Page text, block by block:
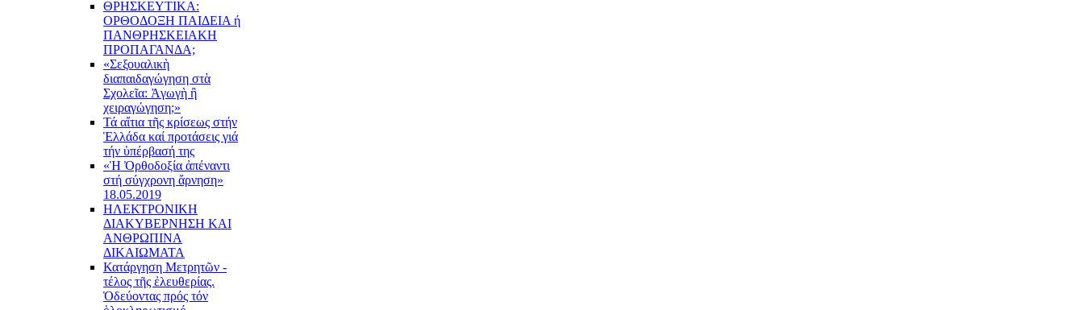
ΘΡΗΣΚΕΥΤΙΚΑ:
ΟΡΘΟΔΟΞΗ ΠΑΙΔΕΙΑ ή
ΠΑΝΘΡΗΣΚΕΙΑΚΗ
ΠΡΟΠΑΓΑΝΔΑ;
«Σεξουαλικὴ
διαπαιδαγώγηση στὰ
Σχολεῖα: Ἀγωγὴ ἢ
χειραγώγηση;»
Τά αἴτια τῆς κρίσεως στήν
Ἑλλάδα καί προτάσεις γιά
τήν ὑπέρβασή της
«Ἡ Ὀρθοδοξία ἀπέναντι
στή σύγχρονη ἄρνηση»
18.05.2019
ΗΛΕΚΤΡΟΝΙΚΗ
ΔΙΑΚΥΒΕΡΝΗΣΗ ΚΑΙ
ΑΝΘΡΩΠΙΝΑ
ΔΙΚΑΙΩΜΑΤΑ
Κατάργηση Μετρητῶν -
τέλος τῆς ἐλευθερίας.
Ὁδεύοντας πρός τόν